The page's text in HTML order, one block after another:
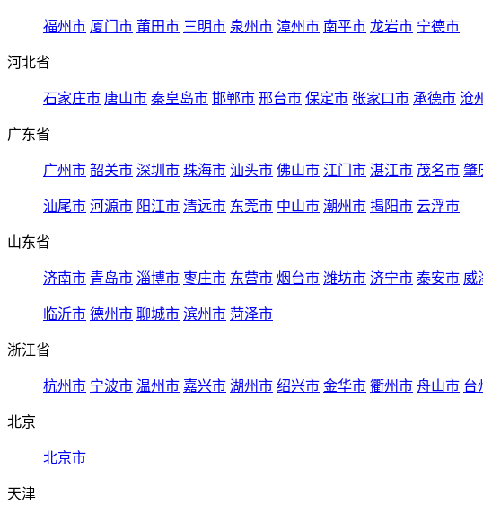
福州市 厦门市 莆田市 三明市 泉州市 漳州市 南平市 龙岩市 宁德市
河北省
石家庄市 唐山市 秦皇岛市 邯郸市 邢台市 保定市 张家口市 承德市 沧
广东省
广州市 韶关市 深圳市 珠海市 汕头市 佛山市 江门市 湛江市 茂名市 肇
汕尾市 河源市 阳江市 清远市 东莞市 中山市 潮州市 揭阳市 云浮市
山东省
济南市 青岛市 淄博市 枣庄市 东营市 烟台市 潍坊市 济宁市 泰安市 威
临沂市 德州市 聊城市 滨州市 菏泽市
浙江省
杭州市 宁波市 温州市 嘉兴市 湖州市 绍兴市 金华市 衢州市 舟山市 台
北京
北京市
天津